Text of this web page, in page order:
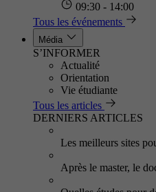
09:30 - 14:00
Tous les événements
Média
S’INFORMER
Actualité
Orientation
Vie étudiante
Tous les articles
DERNIERS ARTICLES
Les meilleurs sites
Après le master, le